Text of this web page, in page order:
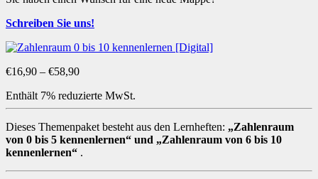
Schreiben Sie uns!
€16,90 – €58,90Preisspanne:
bis
€58,90
Enthält 7% reduzierte MwSt.
Dieses Themenpaket besteht aus den Lernheften: „Zahlenraum
von 0 bis 5 kennenlernen“ und „Zahlenraum von 6 bis 10
kennenlernen“ .